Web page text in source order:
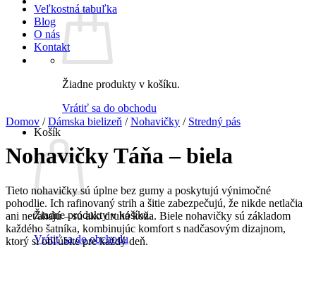
Žiadne produkty v košíku.
Vrátiť sa do obchodu
Košík
Žiadne produkty v košíku.
Vrátiť sa do obchodu
Veľkostná tabuľka
Blog
O nás
Kontakt
Domov / Dámska bielizeň / Nohavičky / Stredný pás
Nohavičky Táňa – biela
Tieto nohavičky sú úplne bez gumy a poskytujú výnimočné
pohodlie. Ich rafinovaný strih a šitie zabezpečujú, že nikde netlačia
ani neťahajú – sú ako druhá koža. Biele nohavičky sú základom
každého šatníka, kombinujúc komfort s nadčasovým dizajnom,
ktorý si obľúbite pre každý deň.